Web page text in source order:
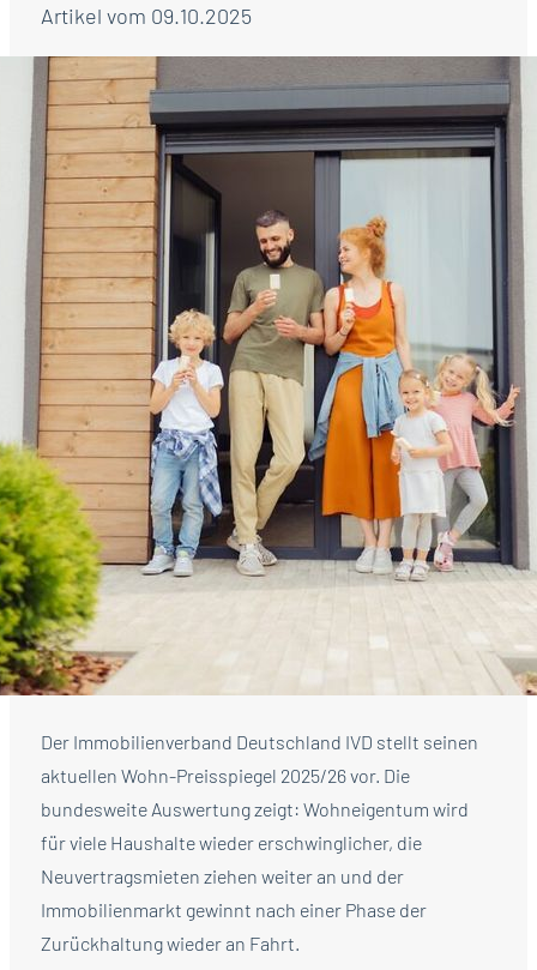
Artikel vom 09.10.2025
Der Immobilienverband Deutschland IVD stellt seinen
aktuellen Wohn-Preisspiegel 2025/26 vor. Die
bundesweite Auswertung zeigt: Wohneigentum wird
für viele Haushalte wieder erschwinglicher, die
Neuvertragsmieten ziehen weiter an und der
Immobilienmarkt gewinnt nach einer Phase der
Zurückhaltung wieder an Fahrt.